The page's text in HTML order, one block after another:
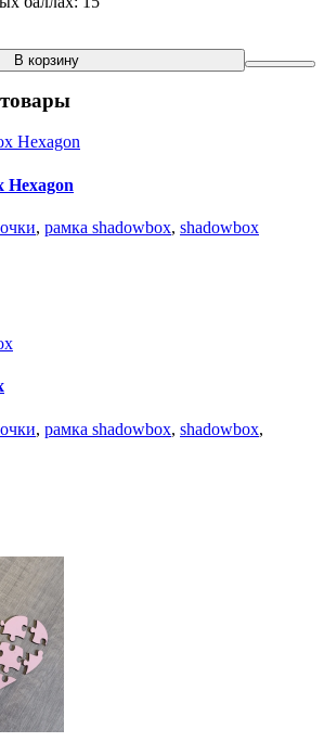
В корзину
Hexagon
, рамка shadowbox, shadowbox
, рамка shadowbox, shadowbox,